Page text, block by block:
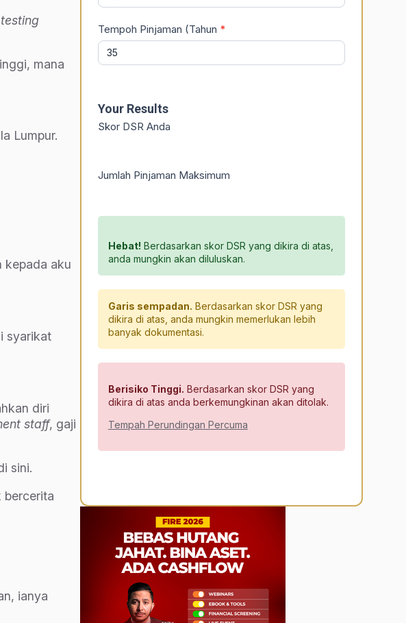
testing
mana
Lumpur.
kepada aku
syarikat
diri
staff, gaji
sini.
bercerita
ianya
Tempoh Pinjaman (Tahun *
Your Results
Skor DSR Anda
Jumlah Pinjaman Maksimum
Hebat! Berdasarkan skor DSR yang dikira di atas,
anda mungkin akan diluluskan.
Garis sempadan. Berdasarkan skor DSR yang
dikira di atas, anda mungkin memerlukan lebih
banyak dokumentasi.
Berisiko Tinggi. Berdasarkan skor DSR yang
dikira di atas anda berkemungkinan akan ditolak.
Tempah Perundingan Percuma